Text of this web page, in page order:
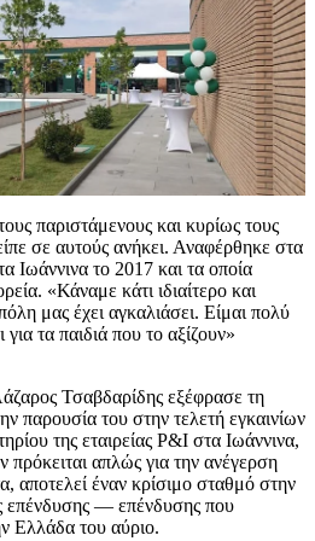
παριστάμενους και κυρίως τους
σε αυτούς ανήκει. Αναφέρθηκε στα
Ιωάννινα το 2017 και τα οποία
«Κάναμε κάτι ιδιαίτερο και
μας έχει αγκαλιάσει. Είμαι πολύ
τα παιδιά που το αξίζουν»
Τσαβδαρίδης εξέφρασε τη
παρουσία του στην τελετή εγκαινίων
της εταιρείας P&I στα Ιωάννινα,
πρόκειται απλώς για την ανέγερση
αποτελεί έναν κρίσιμο σταθμό στην
επένδυσης — επένδυσης που
Ελλάδα του αύριο.